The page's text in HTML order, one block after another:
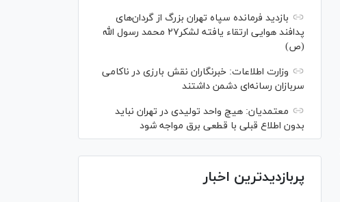
بازدید فرمانده سپاه تهران بزرگ از گردان‌های
پدافند هوایی ارتقاء یافته لشکر۲۷ محمد رسول الله
(ص)
وزارت اطلاعات: خبرنگاران نقش بارزی در ناکامی
سربازان رسانه‌ای دشمن داشتند
معتمدیان: هیچ واحد تولیدی در تهران نباید
بدون اطلاع قبلی با قطعی برق مواجه شود
پربازدیدترین اخبار